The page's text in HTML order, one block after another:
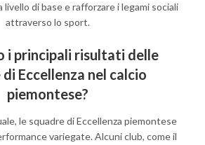
livello di base e rafforzare i legami sociali
attraverso lo sport.
i principali risultati delle
Eccellenza nel calcio
piemontese?
le squadre di Eccellenza piemontese
variegate. Alcuni club, come il